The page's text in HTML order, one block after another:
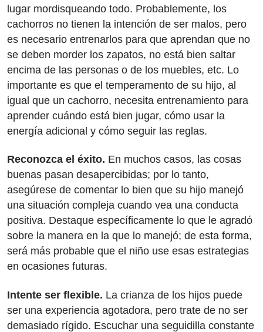
lugar mordisqueando todo. Probablemente, los
cachorros no tienen la intención de ser malos, pero
es necesario entrenarlos para que aprendan que no
se deben morder los zapatos, no está bien saltar
encima de las personas o de los muebles, etc. Lo
importante es que el temperamento de su hijo, al
igual que un cachorro, necesita entrenamiento para
aprender cuándo está bien jugar, cómo usar la
energía adicional y cómo seguir las reglas.
Reconozca el éxito. En muchos casos, las cosas
buenas pasan desapercibidas; por lo tanto,
asegúrese de comentar lo bien que su hijo manejó
una situación compleja cuando vea una conducta
positiva. Destaque específicamente lo que le agradó
sobre la manera en la que lo manejó; de esta forma,
será más probable que el niño use esas estrategias
en ocasiones futuras.
Intente ser flexible. La crianza de los hijos puede
ser una experiencia agotadora, pero trate de no ser
demasiado rígido. Escuchar una seguidilla constante